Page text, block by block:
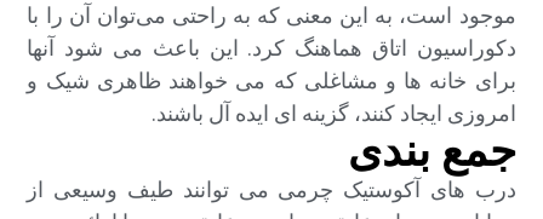
موجود است، به این معنی که به راحتی می‌توان آن را با
دکوراسیون اتاق هماهنگ کرد. این باعث می شود آنها
برای خانه ها و مشاغلی که می خواهند ظاهری شیک و
امروزی ایجاد کنند، گزینه ای ایده آل باشند.
جمع بندی
درب های آکوستیک چرمی می توانند طیف وسیعی از